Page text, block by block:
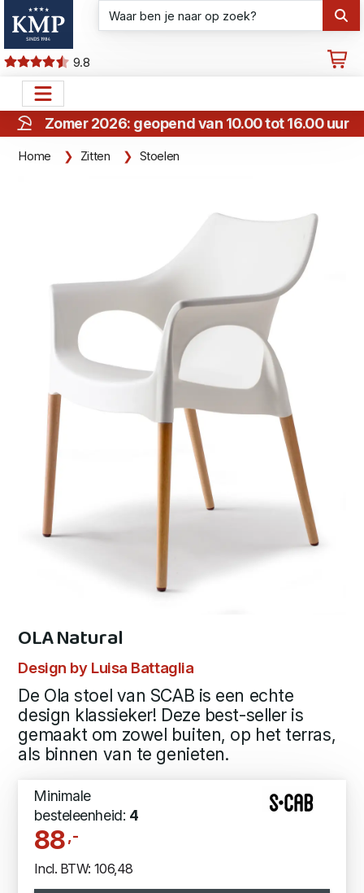
9.8
Zomer 2026: geopend van 10.00 tot 16.00 uur
Home Zitten Stoelen
OLA Natural
Design by Luisa Battaglia
De Ola stoel van SCAB is een echte
design klassieker! Deze best-seller is
gemaakt om zowel buiten, op het terras,
als binnen van te genieten.
Minimale
besteleenheid: 4
88,-
Incl. BTW: 106,48